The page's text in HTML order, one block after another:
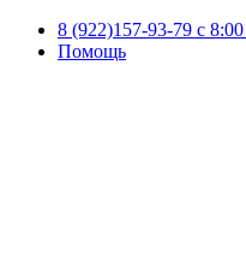
8 (922)157-93-79 c
Помощь